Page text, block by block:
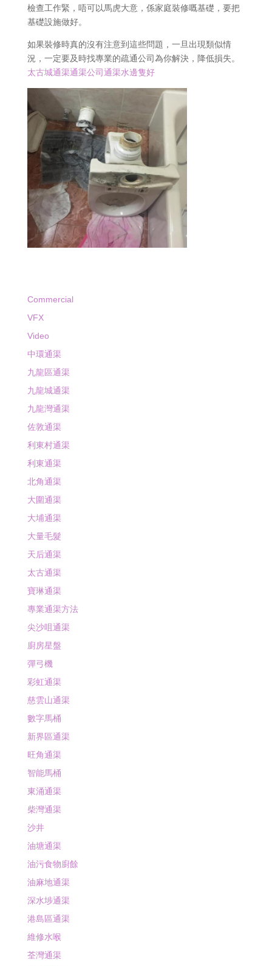
檢查工作緊，唔可以馬虎大意，係家庭裝修嘅基礎，要把
基礎設施做好。
如果裝修時真的沒有注意到這些問題，一旦出現類似情
況，一定要及時找專業的疏通公司為你解決，降低損失。
太古城通渠通渠公司通渠水邊隻好
Commercial
VFX
Video
中環通渠
九龍區通渠
九龍城通渠
九龍灣通渠
佐敦通渠
利東村通渠
利東通渠
北角通渠
大圍通渠
大埔通渠
大量毛髮
天后通渠
太古通渠
寶琳通渠
專業通渠方法
尖沙咀通渠
廚房星盤
彈弓機
彩虹通渠
慈雲山通渠
數字馬桶
新界區通渠
旺角通渠
智能馬桶
東涌通渠
柴灣通渠
沙井
油塘通渠
油污食物廚餘
油麻地通渠
深水埗通渠
港島區通渠
維修水喉
荃灣通渠